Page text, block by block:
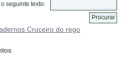
o seguinte texto:
Cruceiro do rego